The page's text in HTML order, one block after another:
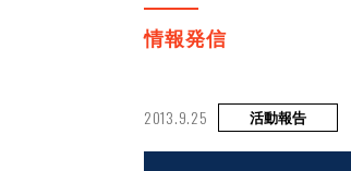
情報発信
2013.9.25 活動報告